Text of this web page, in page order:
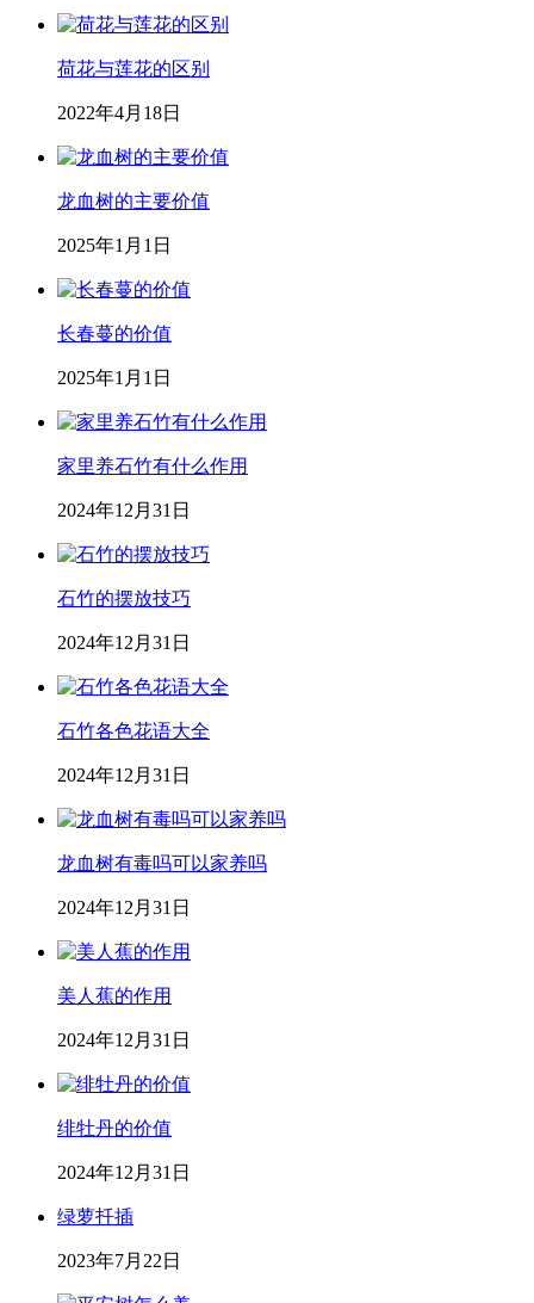
荷花与莲花的区别
2022年4月18日
龙血树的主要价值
2025年1月1日
长春蔓的价值
2025年1月1日
家里养石竹有什么作用
2024年12月31日
石竹的摆放技巧
2024年12月31日
石竹各色花语大全
2024年12月31日
龙血树有毒吗可以家养吗
2024年12月31日
美人蕉的作用
2024年12月31日
绯牡丹的价值
2024年12月31日
绿萝扦插
2023年7月22日